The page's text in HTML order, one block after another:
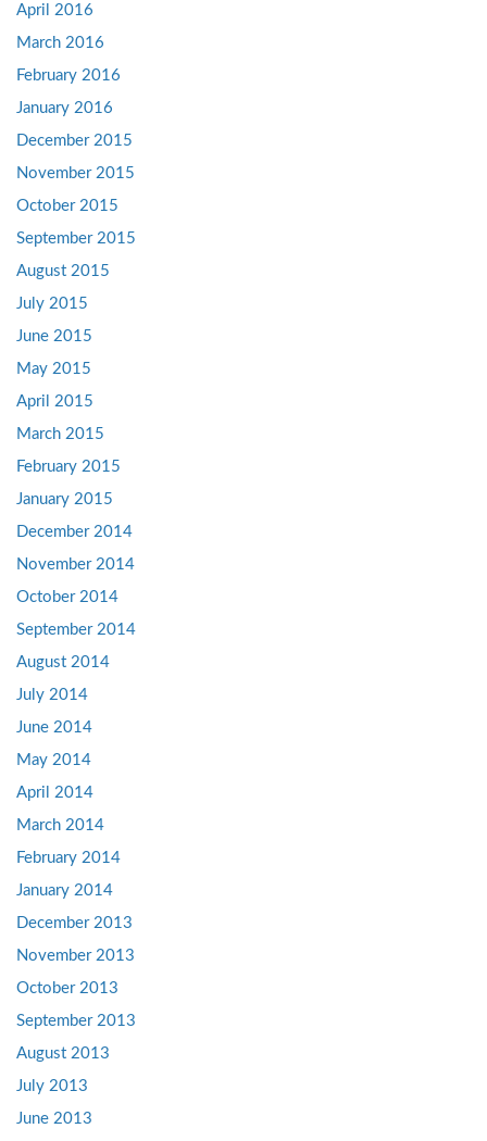
April 2016
March 2016
February 2016
January 2016
December 2015
November 2015
October 2015
September 2015
August 2015
July 2015
June 2015
May 2015
April 2015
March 2015
February 2015
January 2015
December 2014
November 2014
October 2014
September 2014
August 2014
July 2014
June 2014
May 2014
April 2014
March 2014
February 2014
January 2014
December 2013
November 2013
October 2013
September 2013
August 2013
July 2013
June 2013